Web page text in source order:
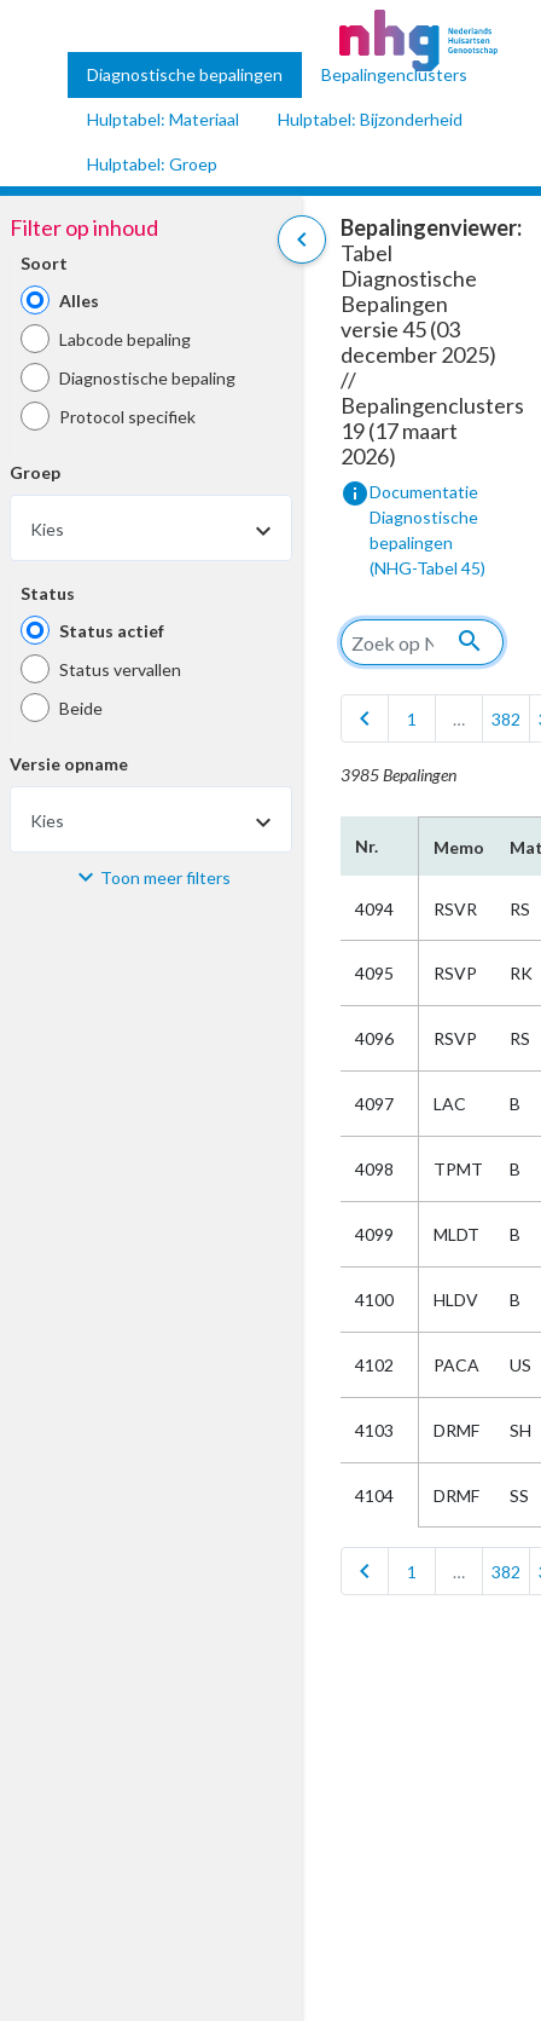
Diagnostische bepalingen Bepalingenclusters
Hulptabel: Materiaal Hulptabel: Bijzonderheid
Hulptabel: Groep
chevron_left
Filter op inhoud
Soort
Alles
Labcode bepaling
Diagnostische bepaling
Protocol specifiek
Groep
Kies
Status
Status actief
Status vervallen
Beide
Versie opname
Kies
Materiaal Toon meer filters
Bepalingenviewer:
Tabel
Diagnostische
Bepalingen
versie 45 (03
december 2025)
//
Bepalingenclusters
19 (17 maart
2026)
infoDocumentatie
Diagnostische
bepalingen
(NHG-Tabel 45)
search
chevron_left 1 … 382
3985 Bepalingen
Nr. Memo
4094 RSVR RS
4095 RSVP RK
4096 RSVP RS
4097 LAC B
4098 TPMT B
4099 MLDT B
4100 HLDV B
4102 PACA US
4103 DRMF SH
4104 DRMF SS
chevron_left 1 … 382